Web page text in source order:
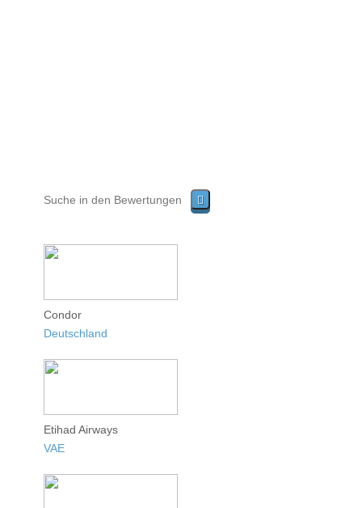
Condor
Deutschland
Etihad Airways
VAE